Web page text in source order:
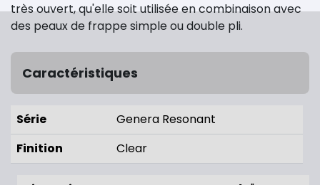
très ouvert, qu'elle soit utilisée en combinaison avec
des peaux de frappe simple ou double pli.
Caractéristiques
Série
Genera Resonant
Finition
Clear